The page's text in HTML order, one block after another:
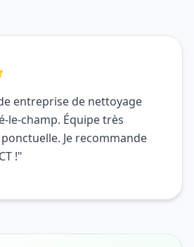
entreprise de nettoyage
le-champ. Équipe très
Je recommande
!"